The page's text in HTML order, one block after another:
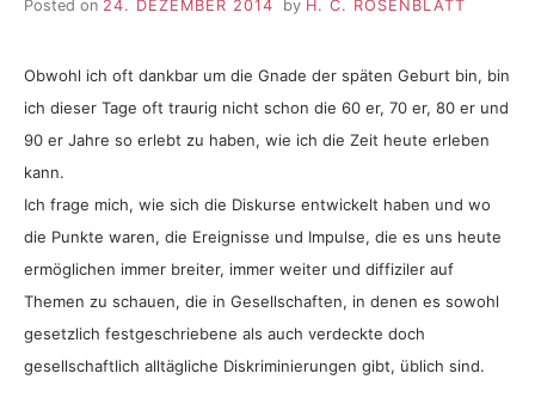
Posted on 24. DEZEMBER 2014 by H. C. ROSENBLATT
Obwohl ich oft dankbar um die Gnade der späten Geburt bin, bin
ich dieser Tage oft traurig nicht schon die 60 er, 70 er, 80 er und
90 er Jahre so erlebt zu haben, wie ich die Zeit heute erleben
kann.
Ich frage mich, wie sich die Diskurse entwickelt haben und wo
die Punkte waren, die Ereignisse und Impulse, die es uns heute
ermöglichen immer breiter, immer weiter und diffiziler auf
Themen zu schauen, die in Gesellschaften, in denen es sowohl
gesetzlich festgeschriebene als auch verdeckte doch
gesellschaftlich alltägliche Diskriminierungen gibt, üblich sind.